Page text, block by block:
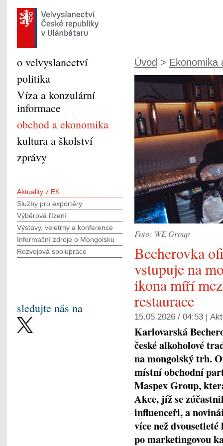
Úvod > Ekonomika
Foto: WE Group
Becherovka
vstupuje na
ikona míří
restaurace
15.05.2026 / 04:53 |
Karlovarská
české alkoholové
na mongolský trh.
místní obchodní
Maspex Group,
Akce, jíž se
influenceři, a
více než
po marketingovou
o velvyslanectví
politika
Víza a konzulární
informace
obchod a ekonomika
kultura a školství
zprávy
Aktuality z EK
Služby pro exportéry
Výběrová řízení
Výstavy, veletrhy a konference
Informační zdroje o Mongolsku
Rozvojová spolupráce
sledujte nás na